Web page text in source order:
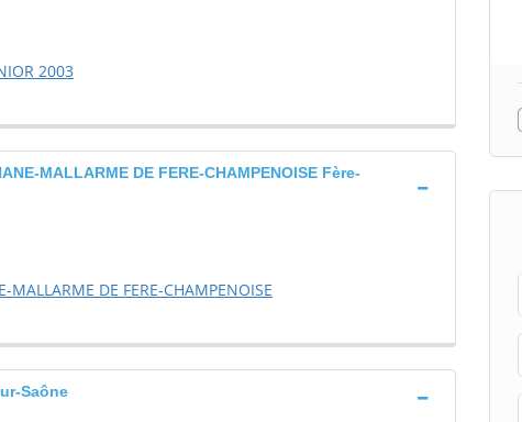
2003
MALLARME DE FERE-CHAMPENOISE Fère-
MALLARME DE FERE-CHAMPENOISE
Saône